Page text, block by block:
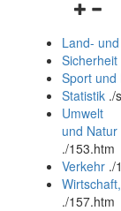
und
Land-
Sport und
Statistik ./
Umwelt
und Natur
./153.htm
Verkehr ./
./157.htm